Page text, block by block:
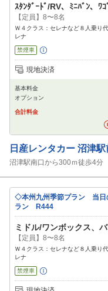
ｽﾀﾝﾀﾞｰﾄﾞ/RV、ﾐﾆﾊﾞﾝ、ﾜ
【定員】8〜8名
Ｗ４クラス：セレナなど８人乗り
レナ
禁煙車
追加可能オプション
カーナビ
現地決済
基本料金
オプション
合計料金
日産レンタカー 沼津駅
沼津駅南口から300ｍ徒歩4
◇本州九州季節プラン 当日
ラン R444
ミドル/ワンボックス、
【定員】8〜8名
Ｗ４クラス：セレナなど８人乗り
レナ
禁煙車
追加可能オプション